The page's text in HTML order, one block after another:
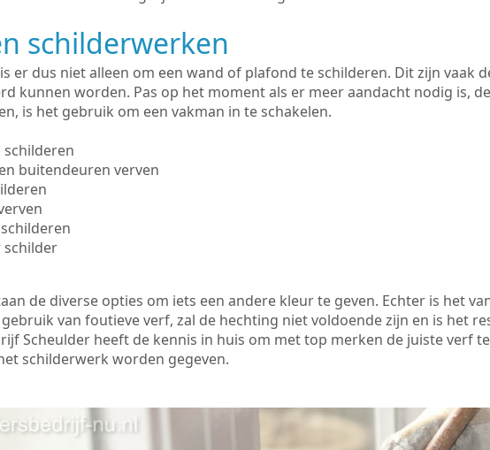
schilderwerken
er dus niet alleen om een wand of plafond te schilderen. Dit zijn vaak
kunnen worden. Pas op het moment als er meer aandacht nodig is,
is het gebruik om een vakman in te schakelen.
schilderen
buitendeuren verven
schilder
de diverse opties om iets een andere kleur te geven. Echter is het
van foutieve verf, zal de hechting niet voldoende zijn en is het
Scheulder heeft de kennis in huis om met top merken de juiste verf
schilderwerk worden gegeven.